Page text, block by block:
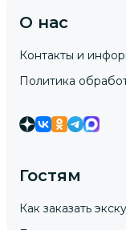
О нас
Контакты и
Политика
Гостям
Как заказать